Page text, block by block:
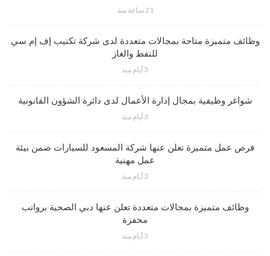
21 ساعة منذ
وظائف متميزة متاحة بمجالات متعددة لدى شركة تكنيب إف إم سي
للنفط والغاز
3 أيام منذ
شواغر وظيفية بمجال إدارة الأعمال لدى دائرة الشؤون القانونية
3 أيام منذ
فرص عمل متميزة تعلن عنها شركة المسعود للسيارات ضمن بيئة
عمل مهنية
3 أيام منذ
وظائف متميزة بمجالات متعددة تعلن عنها دبي الصحية برواتب
محفزة
3 أيام منذ